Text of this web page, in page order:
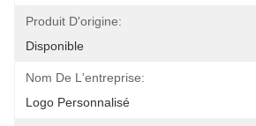
Produit D'origine:
Disponible
Nom De L'entreprise:
Logo Personnalisé